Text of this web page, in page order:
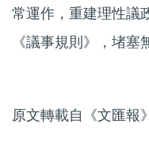
常運作，重建理性議
《議事規則》，堵
原文轉載自《文匯報